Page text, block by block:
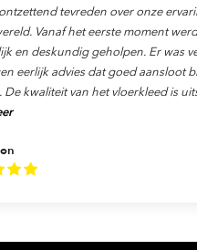
tevreden over onze
Vanaf het eerste moment
en deskundig geholpen. Er was
eerlijk advies dat goed aansloot
De kwaliteit van het vloerkleed is
precies zoals afgesproken.
gewaardeerd. We raden
aan aan iedereen die op zoek